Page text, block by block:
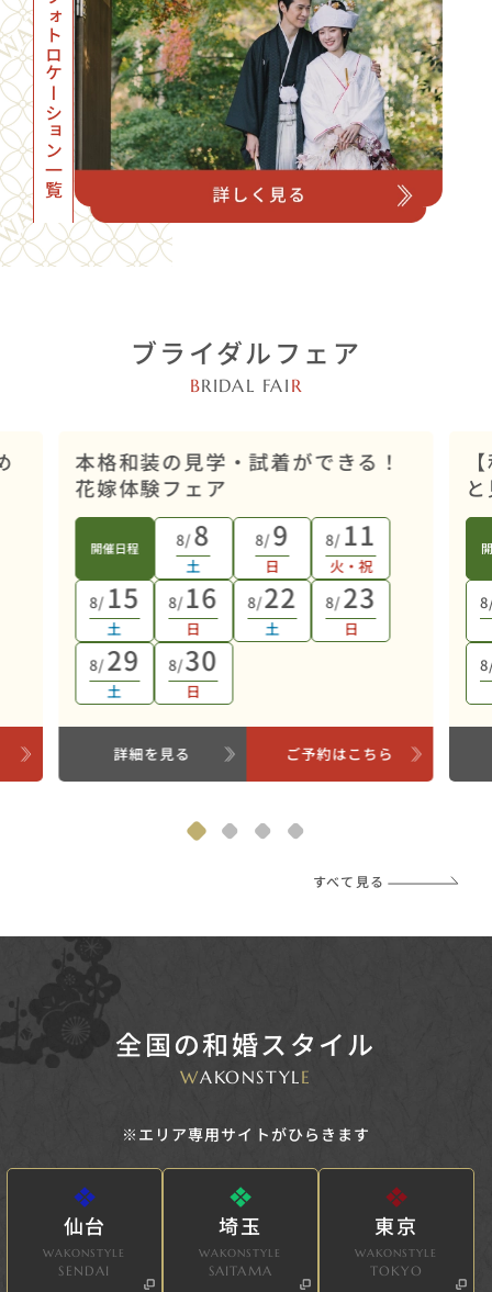
フォトロケーション一覧
ブライダルフェア
BRIDAL FAI R
本格和装の見学・試着ができる！
花嫁体験フェア
開催日程 8/8
土
8/9
日
8/ 11
火・祝
8/ 15
土
8/16
日
8/22
土
8/23
日
8/29
土
8/30
日
詳細を見る ご予約はこちら
すべて見る
全国の和婚スタイル
WAKONSTYL E
※エリア専用サイトがひらきます
仙台
WAKONSTYLE
SENDAI
埼玉
WAKONSTYLE
SAITAMA
東京
WAKONSTYLE
TOKYO